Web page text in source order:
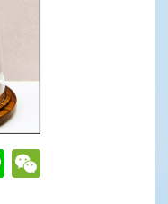
Line